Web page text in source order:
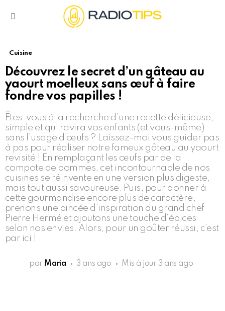
Cuisine
Découvrez le secret d’un gâteau au
yaourt moelleux sans œuf à faire
fondre vos papilles !
Êtes-vous à la recherche d’une recette délicieuse,
simple et qui ravira vos enfants (et vous-même)
sans l’usage d’œufs ? Laissez-moi vous guider pas
à pas pour réaliser notre fameux gâteau au yaourt
revisité ! En remplaçant les œufs par de la
compote de pommes, cet incontournable de nos
cuisines se réinvente en une version plus digeste,
mais tout aussi savoureuse. Puis, pour donner à
cette gourmandise encore plus de caractère,
prenons une pincée d’inspiration du grand chef
Pierre Hermé et ajoutons une touche d’épices
selon nos envies. Alors, pour un goûter réussi, c’est
par ici !
par Maria 3 ans ago Mis à jour 3 ans ago